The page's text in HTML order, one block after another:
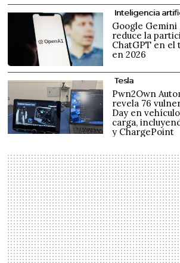
Inteligencia
Google
reduce la
ChatGPT en el
en 2026
Tesla
Pwn2Own
revela 76
Day en
carga,
y ChargePoint